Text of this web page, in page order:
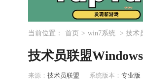
当前位置： 首页 > win7系统 > 技术
技术员联盟
来源： 技术员联盟 系统版本： 专业版